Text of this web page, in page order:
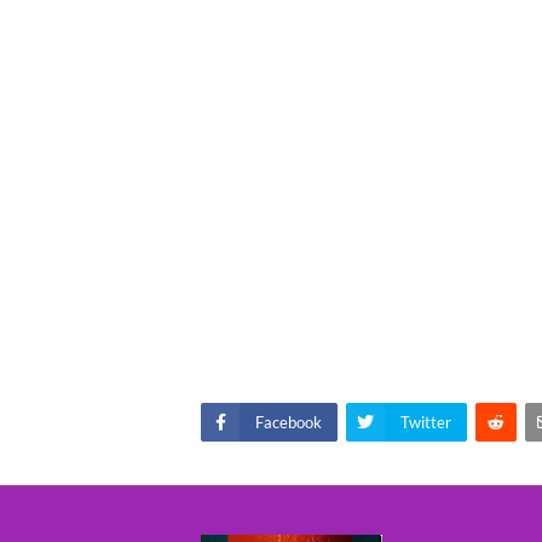
Facebook Twitter